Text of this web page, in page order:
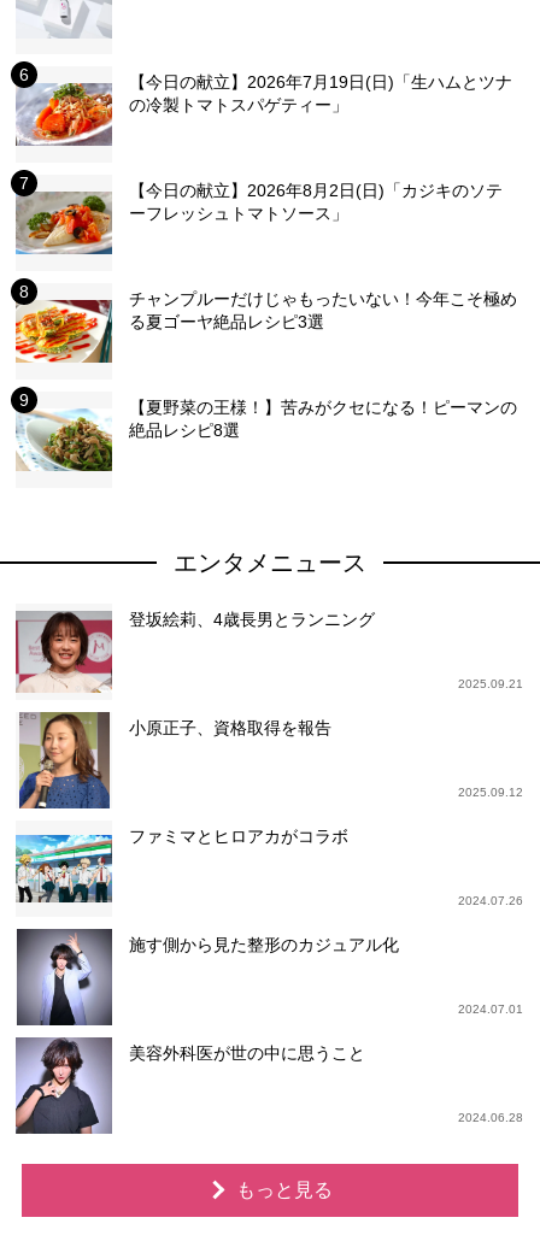
【今日の献立】2026年7月19日(日)「生ハムとツナ
の冷製トマトスパゲティー」
【今日の献立】2026年8月2日(日)「カジキのソテ
ーフレッシュトマトソース」
チャンプルーだけじゃもったいない！今年こそ極め
る夏ゴーヤ絶品レシピ3選
【夏野菜の王様！】苦みがクセになる！ピーマンの
絶品レシピ8選
エンタメニュース
登坂絵莉、4歳長男とランニング
2025.09.21
小原正子、資格取得を報告
2025.09.12
ファミマとヒロアカがコラボ
2024.07.26
施す側から見た整形のカジュアル化
2024.07.01
美容外科医が世の中に思うこと
2024.06.28
もっと見る